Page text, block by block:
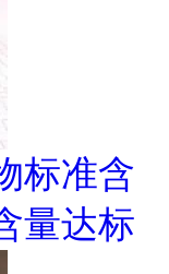
标准含
量达标